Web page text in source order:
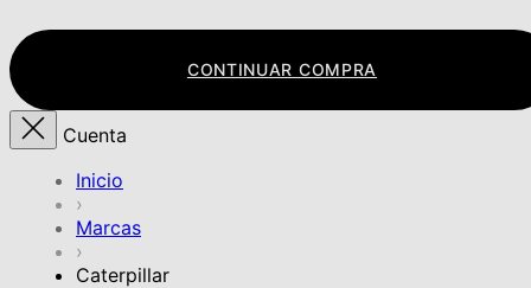
CONTINUAR COMPRA
Cuenta
Inicio
›
Marcas
›
Caterpillar